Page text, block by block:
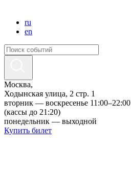
ru
en
Москва,
Ходынская улица, 2 стр. 1
вторник — воскресенье 11:00–22:00
(кассы до 21:20)
понедельник — выходной
Купить билет